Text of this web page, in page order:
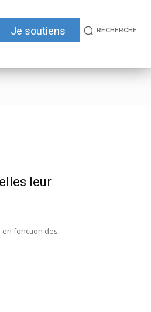
Je soutiens RECHERCHE
leur
en fonction des